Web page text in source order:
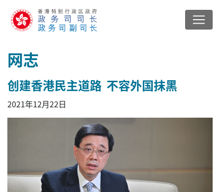
网志
创建香港民主道路 不容外国抹黑
2021年12月22日